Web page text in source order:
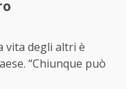
vita degli altri è
“Chiunque può